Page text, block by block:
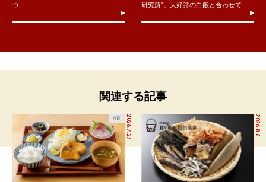
う！
ログイン中です。
つ...
研究所”。大好評の白飯と合わせて..
関連する記事
2026.7.27
AD 2026.8.6